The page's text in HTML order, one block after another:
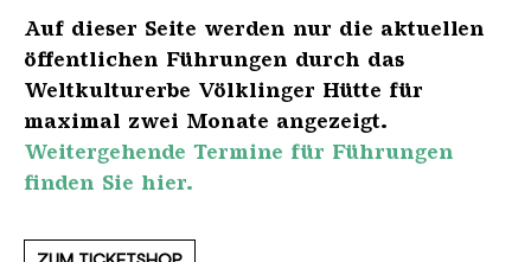
Auf dieser Seite werden nur die aktuellen
öffentlichen Führungen durch das
Weltkulturerbe Völklinger Hütte für
maximal zwei Monate angezeigt.
Weitergehende Termine für Führungen
finden Sie hier.